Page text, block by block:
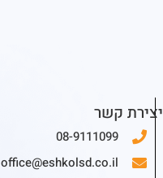
יצירת קשר
08-9111099
office@eshkolsd.co.il